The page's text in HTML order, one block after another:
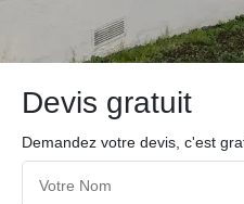
Devis gratuit
Demandez votre devis, c'est